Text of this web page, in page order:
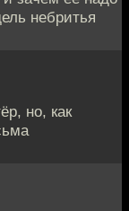
небритья
но, как